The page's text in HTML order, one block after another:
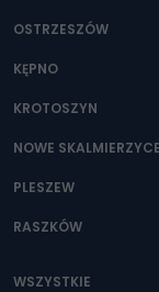
OSTRZESZÓW
KĘPNO
KROTOSZYN
NOWE SKALMIERZYCE
PLESZEW
RASZKÓW
WSZYSTKIE